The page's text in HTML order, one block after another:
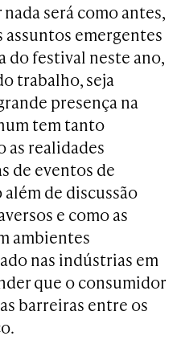
será como antes,
assuntos emergentes
do festival neste ano,
trabalho, seja
presença na
tem tanto
as realidades
de eventos de
de discussão
e como as
ambientes
nas indústrias em
que o consumidor
barreiras entre os